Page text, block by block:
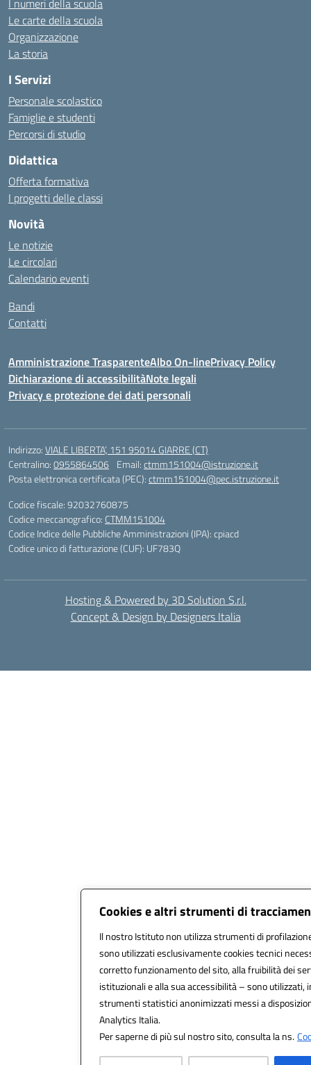
Cookies e altri strumenti di
Il nostro Istituto non utilizza strumenti di
sono utilizzati esclusivamente cookies tecnici
corretto funzionamento del sito, alla fruibilità dei
istituzionali e alla sua accessibilità – sono utilizzati,
strumenti statistici anonimizzati messi a
Analytics Italia.
Per saperne di più sul nostro sito, consulta la ns.
I numeri della scuola
Le carte della scuola
Organizzazione
La storia
I Servizi
Personale scolastico
Famiglie e studenti
Percorsi di studio
Didattica
Offerta formativa
I progetti delle classi
Novità
Le notizie
Le circolari
Calendario eventi
Bandi
Contatti
Amministrazione TrasparenteAlbo On-linePrivacy Policy
Dichiarazione di accessibilitàNote legali
Privacy e protezione dei dati personali
Indirizzo:VIALE LIBERTA’, 151 95014 GIARRE (CT)
Centralino:0955864506 Email:ctmm151004@istruzione.it
Posta elettronica certificata (PEC):ctmm151004@pec.istruzione.it
Codice fiscale: 92032760875
Codice meccanografico: CTMM151004
Codice Indice delle Pubbliche Amministrazioni (IPA): cpiacd
Codice unico di fatturazione (CUF): UF783Q
Hosting & Powered by 3D Solution S.r.l.
Concept & Design by Designers Italia